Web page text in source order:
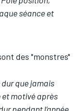
séance et
des "monstres"
que jamais
motivé après